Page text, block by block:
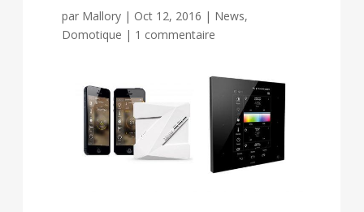
par Mallory| Oct 12, 2016 | News,
Domotique | 1 commentaire